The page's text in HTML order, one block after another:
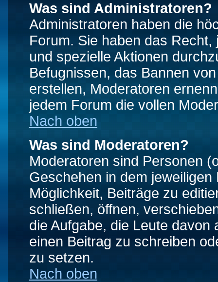
Was sind Administratoren?
Administratoren haben die
Forum. Sie haben das
und spezielle Aktionen
Befugnissen, das Bannen
erstellen, Moderatoren
jedem Forum die vollen
Nach oben
Was sind Moderatoren?
Moderatoren sind Personen
Geschehen in dem
Möglichkeit, Beiträge zu
schließen, öffnen,
die Aufgabe, die Leute
einen Beitrag zu schreiben
zu setzen.
Nach oben